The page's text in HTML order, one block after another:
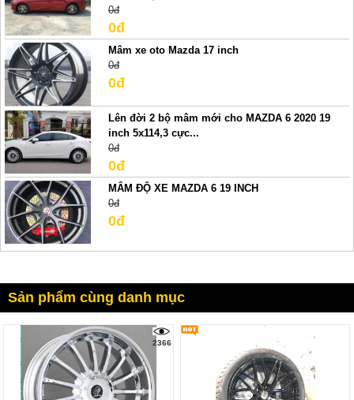
0đ
0đ
Mâm xe oto Mazda 17 inch
0đ
0đ
Lên đời 2 bộ mâm mới cho MAZDA 6 2020 19
inch 5x114,3 cực...
0đ
0đ
MÂM ĐỘ XE MAZDA 6 19 INCH
0đ
0đ
Sản phẩm cùng danh mục
2366